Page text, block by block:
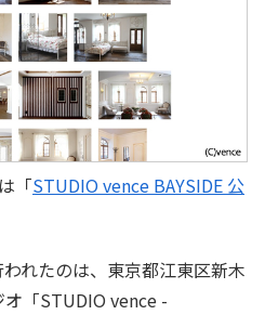
「STUDIO vence BAYSIDE 公
れたのは、東京都江東区新木
「STUDIO vence -